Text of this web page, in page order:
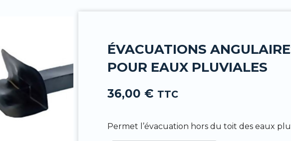
ÉVACUATIONS
POUR EAUX PLUVIALES
36,00 € TTC
Permet l’évacuation hors du toit des eaux